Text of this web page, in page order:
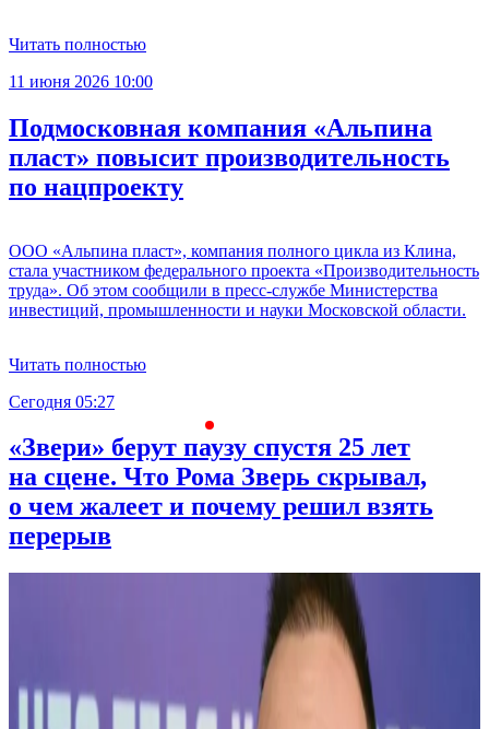
Читать полностью
11 июня 2026 10:00
Подмосковная компания «Альпина
пласт» повысит производительность
по нацпроекту
ООО «Альпина пласт», компания полного цикла из Клина,
стала участником федерального проекта «Производительность
труда». Об этом сообщили в пресс-службе Министерства
инвестиций, промышленности и науки Московской области.
Читать полностью
Сегодня 05:27
«Звери» берут паузу спустя 25 лет
на сцене. Что Рома Зверь скрывал,
о чем жалеет и почему решил взять
перерыв